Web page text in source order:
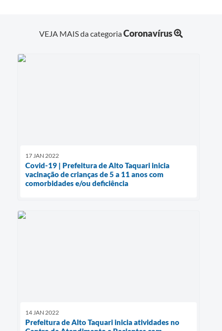
VEJA MAIS da categoriaCoronavírus
17 JAN 2022
Covid-19 | Prefeitura de Alto Taquari inicia
vacinação de crianças de 5 a 11 anos com
comorbidades e/ou deficiência
14 JAN 2022
Prefeitura de Alto Taquari inicia atividades no